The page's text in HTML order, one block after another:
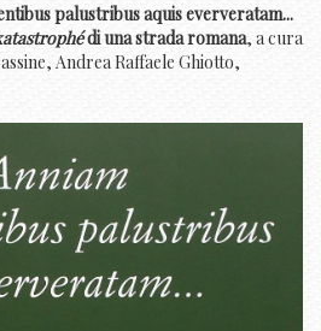
palustribus aquis eververatam...
di una strada romana, a cura
Andrea Raffaele Ghiotto,